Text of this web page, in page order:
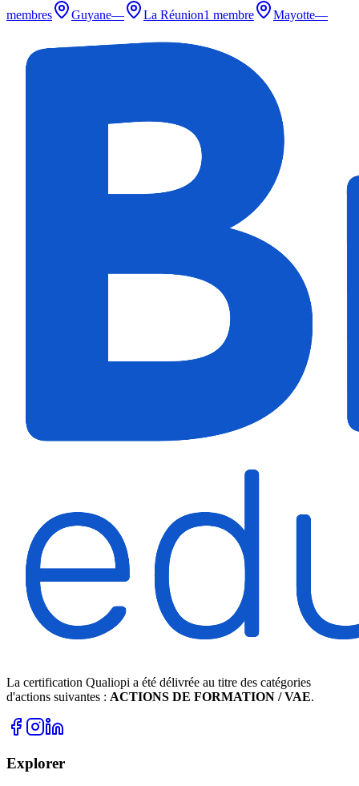
membres
Guyane— La Réunion1 membre Mayotte—
La certification Qualiopi a été délivrée au titre des catégories
d'actions suivantes : ACTIONS DE FORMATION / VAE.
Explorer